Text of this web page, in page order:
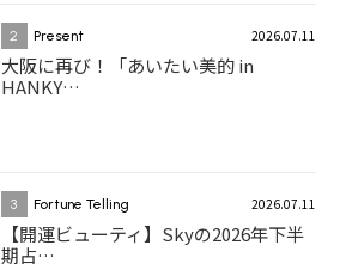
2 Present 2026.07.11
大阪に再び！「あいたい美的 in
HANKY…
3 Fortune Telling 2026.07.11
【開運ビューティ】Skyの2026年下半
期占…